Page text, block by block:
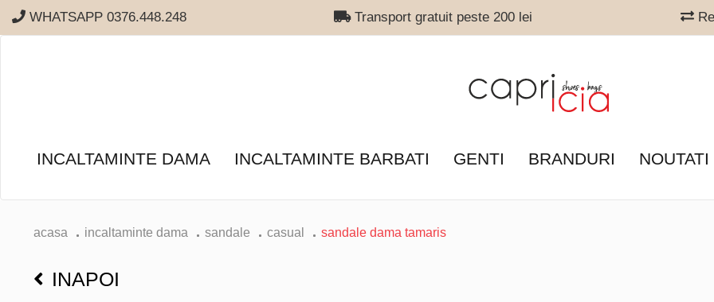
WHATSAPP 0376.448.248 Transport gratuit peste 200 lei
INCALTAMINTE DAMA INCALTAMINTE BARBATI GENTI BRANDURI NOUTATI
acasa incaltaminte dama sandale casual sandale dama tamaris
INAPOI